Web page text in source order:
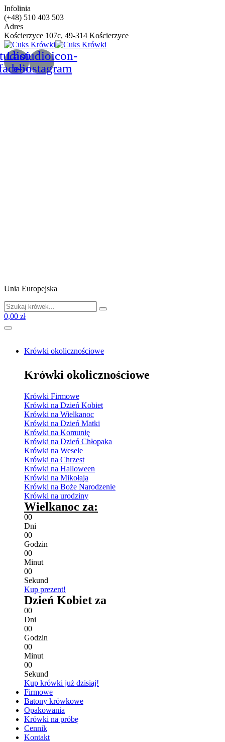
Infolinia
(+48) 510 403 503
Adres
Kościerzyce 107c, 49-314 Kościerzyce
Lastudioicon-
b-instagram
Unia Europejska
0,00 zł
Krówki okolicznościowe
Krówki okolicznościowe
Krówki Firmowe
Krówki na Dzień Kobiet
Krówki na Wielkanoc
Krówki na Dzień Matki
Krówki na Komunię
Krówki na Dzień Chłopaka
Krówki na Wesele
Krówki na Chrzest
Krówki na Halloween
Krówki na Mikołaja
Krówki na Boże Narodzenie
Krówki na urodziny
Wielkanoc za:
00
Dni
00
Godzin
00
Minut
00
Sekund
Kup prezent!
Dzień Kobiet za
00
Dni
00
Godzin
00
Minut
00
Sekund
Kup krówki już dzisiaj!
Firmowe
Batony krówkowe
Opakowania
Krówki na próbę
Cennik
Kontakt